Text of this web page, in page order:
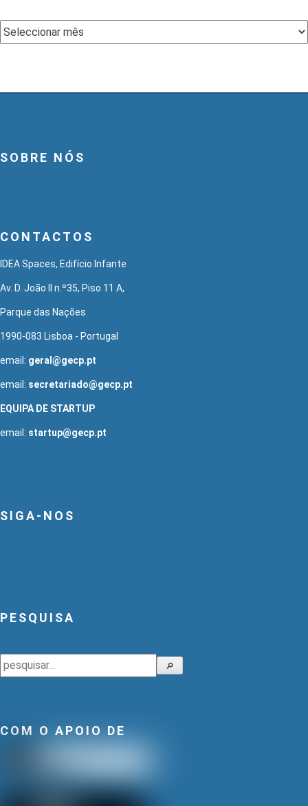
Arquivo
SOBRE NÓS
CONTACTOS
IDEA Spaces, Edifício Infante
Av. D. João II n.º35, Piso 11 A,
Parque das Nações
1990-083 Lisboa - Portugal
email: geral@gecp.pt
email: secretariado@gecp.pt
EQUIPA DE STARTUP
email: startup@gecp.pt
SIGA-NOS
PESQUISA
Pesquisar 🔎
COM O APOIO DE